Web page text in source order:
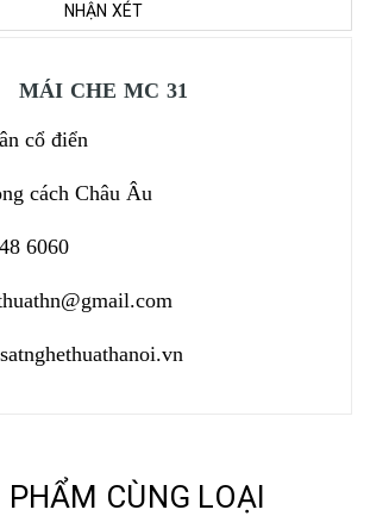
NHẬN XÉT
MÁI CHE MC 31
cổ điển
cách Châu Âu
6060
PHẨM CÙNG LOẠI